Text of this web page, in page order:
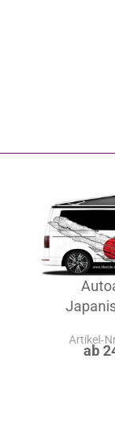
ab